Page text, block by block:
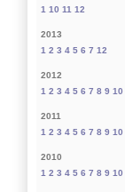
1 10 11 12
2013
1 2 3 4 5 6 7 12
2012
1 2 3 4 5 6 7 8 9 10
2011
1 2 3 4 5 6 7 8 9 10
2010
1 2 3 4 5 6 7 8 9 10